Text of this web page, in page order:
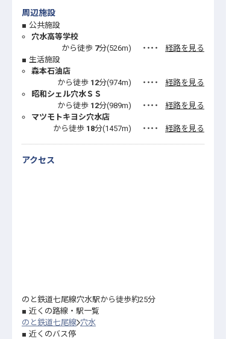
周辺施設
公共施設
穴水高等学校
から徒歩 7分(526m) ・・・・
経路を見る
生活施設
森本石油店
から徒歩 12分(974m) ・・・・
経路を見る
昭和シェル穴水ＳＳ
から徒歩 12分(989m) ・・・・
経路を見る
マツモトキヨシ穴水店
から徒歩 18分(1457m) ・・・・ 経路を見る
アクセス
のと鉄道七尾線穴水駅から徒歩約25分
近くの路線・駅一覧
のと鉄道七尾線 穴水
近くのバス停